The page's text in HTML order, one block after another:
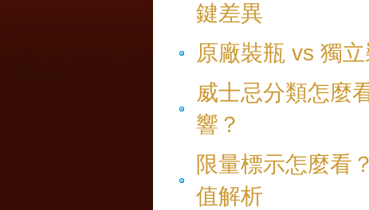
鍵差異
原廠裝瓶 vs 獨
威士忌分類怎麼
響？
限量標示怎麼看
值解析